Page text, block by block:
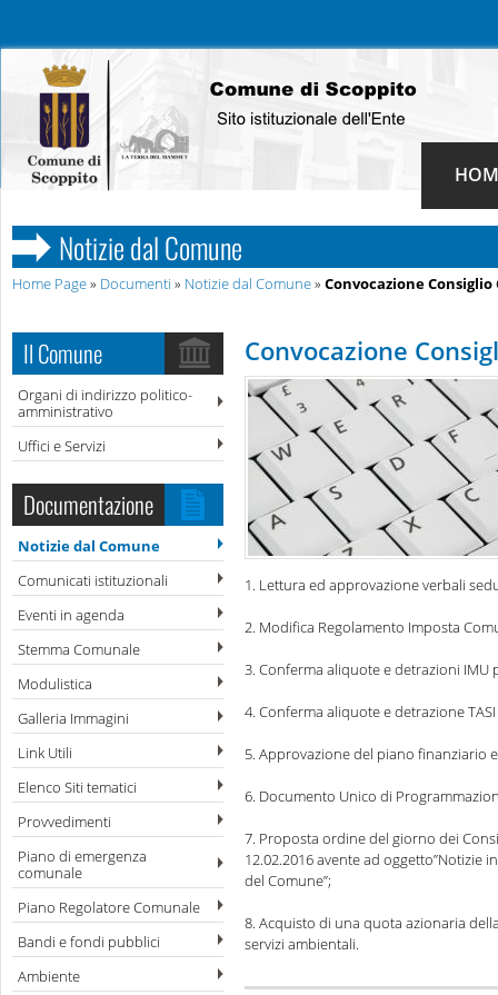
Notizie dal Comune
Home Page» Documenti » Notizie dal Comune» Convocazione
Il Comune
Organi di indirizzo politico-
amministrativo
Uffici e Servizi
Documentazione
Notizie dal Comune
Comunicati istituzionali
Eventi in agenda
Stemma Comunale
Modulistica
Galleria Immagini
Link Utili
Elenco Siti tematici
Provvedimenti
Piano di emergenza
comunale
Piano Regolatore Comunale
Bandi e fondi pubblici
Ambiente
Convocazione
1. Lettura ed approvazione verbali
2. Modifica Regolamento Imposta
3. Conferma aliquote e detrazioni IMU
4. Conferma aliquote e detrazione
5. Approvazione del piano finanziario
6. Documento Unico di
7. Proposta ordine del giorno dei
12.02.2016 avente ad oggetto”Notizie
del Comune”;
8. Acquisto di una quota azionaria
servizi ambientali.